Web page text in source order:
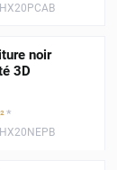
HX20PCAB
noir
3D
*
HX20NEPB